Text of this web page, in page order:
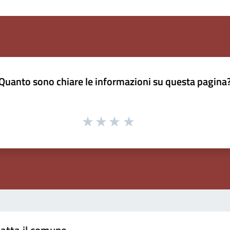
sono chiare le informazioni su questa